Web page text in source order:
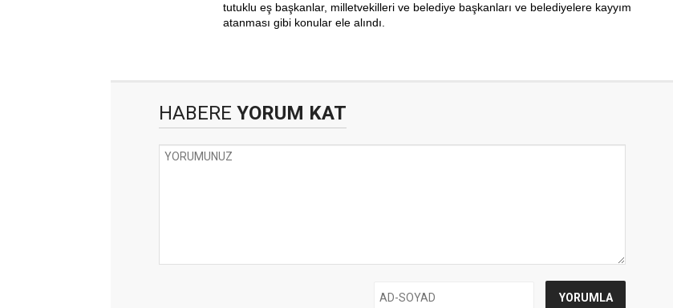
tutuklu eş başkanlar, milletvekilleri ve belediye başkanları ve belediyelere kayyım
atanması gibi konular ele alındı.
HABERE YORUM KAT